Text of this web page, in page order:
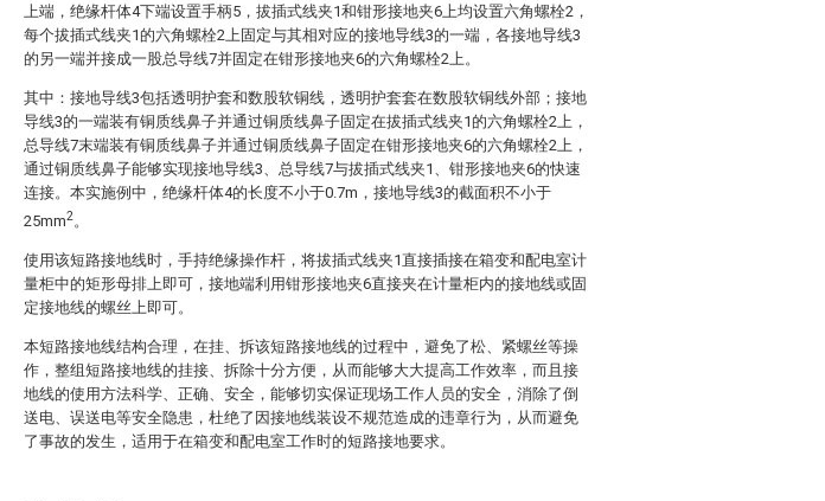
上端，绝缘杆体4下端设置手柄5，拔插式线夹1和钳形接地夹6上均设置六角螺栓2，
每个拔插式线夹1的六角螺栓2上固定与其相对应的接地导线3的一端，各接地导线3
的另一端并接成一股总导线7并固定在钳形接地夹6的六角螺栓2上。
其中：接地导线3包括透明护套和数股软铜线，透明护套套在数股软铜线外部；接地
导线3的一端装有铜质线鼻子并通过铜质线鼻子固定在拔插式线夹1的六角螺栓2上，
总导线7末端装有铜质线鼻子并通过铜质线鼻子固定在钳形接地夹6的六角螺栓2上，
通过铜质线鼻子能够实现接地导线3、总导线7与拔插式线夹1、钳形接地夹6的快速
连接。本实施例中，绝缘杆体4的长度不小于0.7m，接地导线3的截面积不小于
25mm2。
使用该短路接地线时，手持绝缘操作杆，将拔插式线夹1直接插接在箱变和配电室计
量柜中的矩形母排上即可，接地端利用钳形接地夹6直接夹在计量柜内的接地线或固
定接地线的螺丝上即可。
本短路接地线结构合理，在挂、拆该短路接地线的过程中，避免了松、紧螺丝等操
作，整组短路接地线的挂接、拆除十分方便，从而能够大大提高工作效率，而且接
地线的使用方法科学、正确、安全，能够切实保证现场工作人员的安全，消除了倒
送电、误送电等安全隐患，杜绝了因接地线装设不规范造成的违章行为，从而避免
了事故的发生，适用于在箱变和配电室工作时的短路接地要求。